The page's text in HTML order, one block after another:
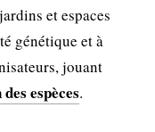
et espaces
génétique et à
jouant
espèces.